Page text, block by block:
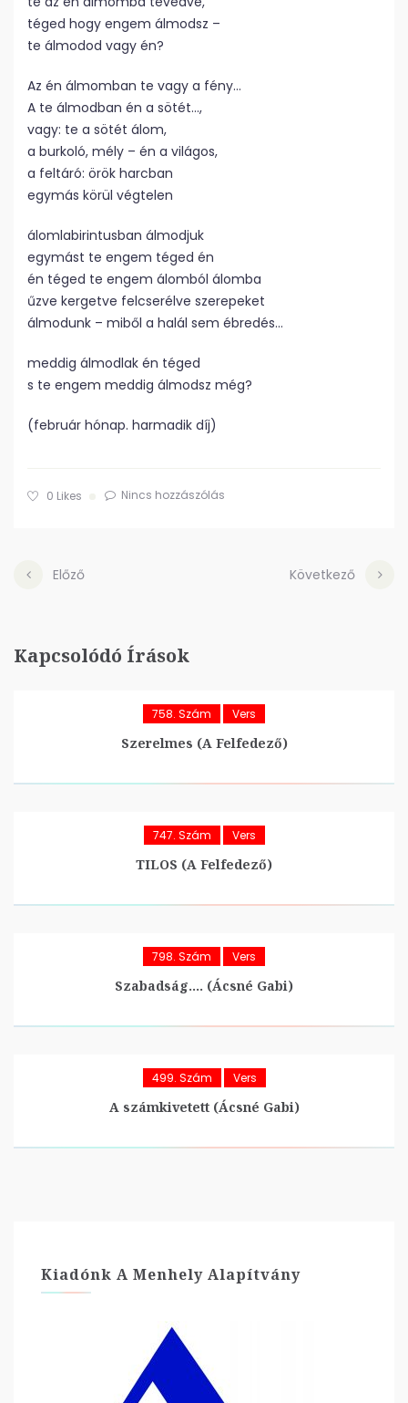
téged hogy engem álmodsz –
te álmodod vagy én?
Az én álmomban te vagy a fény…
A te álmodban én a sötét…,
vagy: te a sötét álom,
a burkoló, mély – én a világos,
a feltáró: örök harcban
egymás körül végtelen
álomlabirintusban álmodjuk
egymást te engem téged én
én téged te engem álomból álomba
űzve kergetve felcserélve szerepeket
álmodunk – miből a halál sem ébredés…
meddig álmodlak én téged
s te engem meddig álmodsz még?
(február hónap. harmadik díj)
0 Likes Nincs hozzászólás
Előző Következő
Kapcsolódó Írások
758. Szám Vers
Szerelmes (A Felfedező)
747. Szám Vers
TILOS (A Felfedező)
798. Szám Vers
Szabadság…. (Ácsné Gabi)
499. Szám Vers
A számkivetett (Ácsné Gabi)
Kiadónk A Menhely Alapítvány